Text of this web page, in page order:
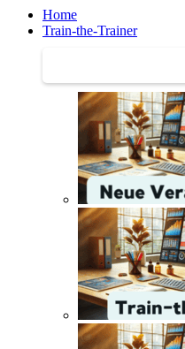
Home
Train-the-Trainer